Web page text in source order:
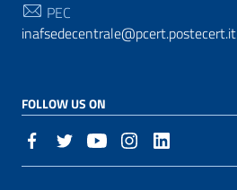
PEC
inafsedecentrale@pcert.postecert.it
FOLLOW US ON